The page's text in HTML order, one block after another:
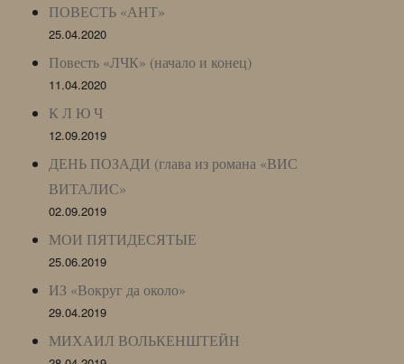
ПОВЕСТЬ «АНТ»
25.04.2020
Повесть «ЛЧК» (начало и конец)
11.04.2020
К Л Ю Ч
12.09.2019
ДЕНЬ ПОЗАДИ (глава из романа «ВИС
ВИТАЛИС»
02.09.2019
МОИ ПЯТИДЕСЯТЫЕ
25.06.2019
ИЗ «Вокруг да около»
29.04.2019
МИХАИЛ ВОЛЬКЕНШТЕЙН